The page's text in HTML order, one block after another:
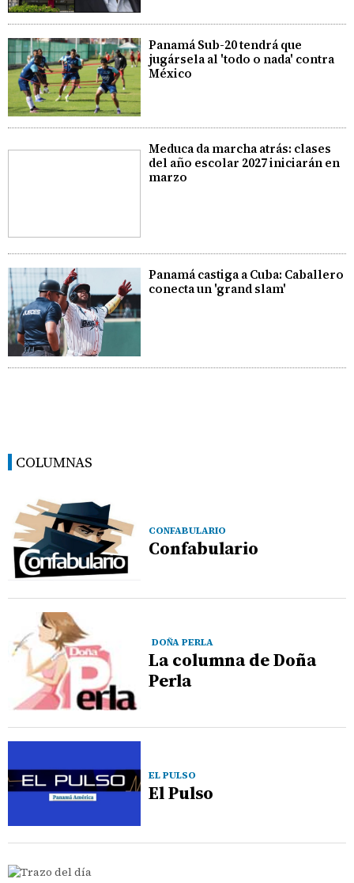
Panamá Sub-20 tendrá que
jugársela al 'todo o nada' contra
México
Meduca da marcha atrás: clases
del año escolar 2027 iniciarán en
marzo
Panamá castiga a Cuba: Caballero
conecta un 'grand slam'
COLUMNAS
CONFABULARIO
Confabulario
DOÑA PERLA
La columna de Doña
Perla
EL PULSO
El Pulso